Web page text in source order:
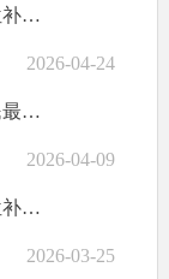
关于发放2026年4月份乡村公益性岗位补贴的公示
2026-04-24
关于发放永靖县2026年4月份城乡居民最低生活保障金的公示
2026-04-09
关于发放2026年3月份乡村公益性岗位补贴的公示
2026-03-25